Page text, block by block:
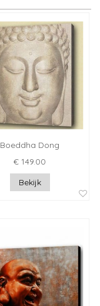
Boeddha Dong
€ 149.00
Bekijk